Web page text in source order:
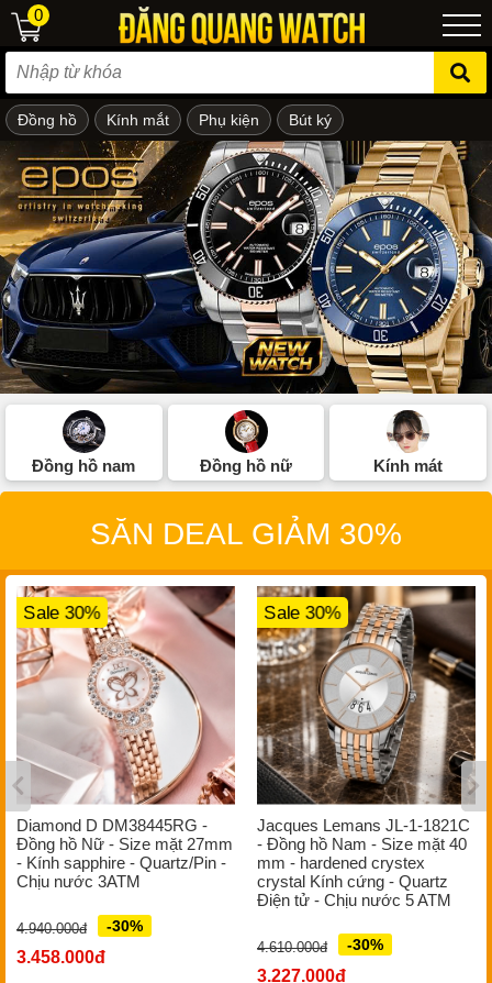
em
0
Đồng hồ Kính mắt Phụ kiện Bút ký
Đồng hồ nam Đồng hồ nữ Kính mát
SĂN DEAL GIẢM 30%
Sale 30%
Diamond D DM38445RG -
Đồng hồ Nữ - Size mặt 27mm
- Kính sapphire - Quartz/Pin -
Chịu nước 3ATM
4.940.000đ -30%
3.458.000đ
Sale 30%
Jacques Lemans JL-1-1821C
- Đồng hồ Nam - Size mặt 40
mm - hardened crystex
crystal Kính cứng - Quartz
Điện tử - Chịu nước 5 ATM
4.610.000đ -30%
3.227.000đ